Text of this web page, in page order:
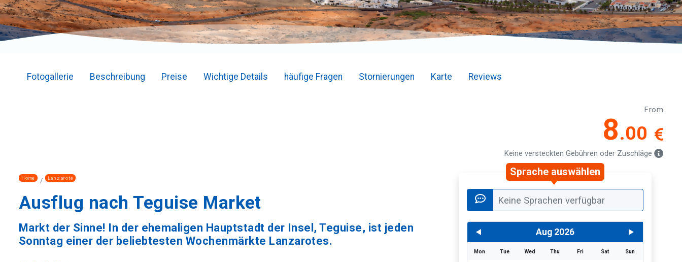
Fotogallerie Beschreibung Preise Wichtige Details häufige Fragen Stornierungen Karte Reviews
From
8.00
Keine versteckten Gebühren oder Zuschläge
Home Lanzarote
Ausflug nach Teguise Market
Markt der Sinne! In der ehemaligen Hauptstadt der Insel, Teguise, ist jeden
Sonntag einer der beliebtesten Wochenmärkte Lanzarotes.
Sprache auswählen
Keine Sprachen verfügbar
Aug 2026
Mon Tue Wed Thu Fri Sat Sun